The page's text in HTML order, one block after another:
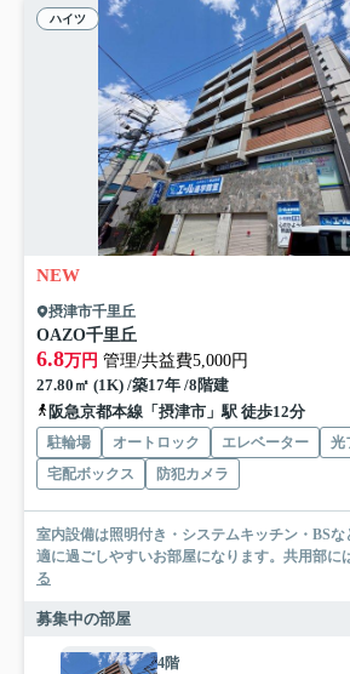
ハイツ
NEW
摂津市千里丘
OAZO千里丘
6.8万円 管理/共益費5,000円
27.80㎡ (1K) /築17年 /8階建
阪急京都本線「摂津市」駅 徒歩12分
駐輪場 オートロック エレベーター
光
宅配ボックス
防犯カメラ
室内設備は照明付き・システムキッチン・BS
適に過ごしやすいお部屋になります。共用部に
る
募集中の部屋
4階